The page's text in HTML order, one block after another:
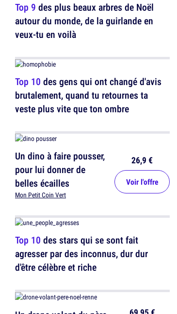
Top 9 des plus beaux arbres de Noël
autour du monde, de la guirlande en
veux-tu en voilà
Top 10 des gens qui ont changé d'avis
brutalement, quand tu retournes ta
veste plus vite que ton ombre
Un dino à faire pousser,
pour lui donner de
belles écailles
Mon Petit Coin Vert
26,9 €
Voir l'offre
Top 10 des stars qui se sont fait
agresser par des inconnus, dur dur
d'être célèbre et riche